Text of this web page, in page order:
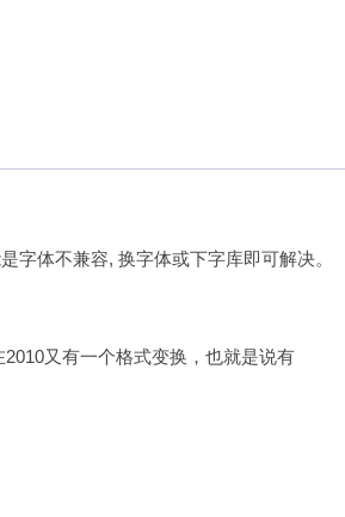
字体不兼容, 换字体或下字库即可解决。
又有一个格式变换，也就是说有